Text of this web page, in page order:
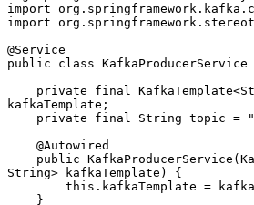
import
import
@Service
public class KafkaProducerService
kafkaTemplate;
private final String topic =
    @Autowired
String> kafkaTemplate) {
this.kafkaTemplate =
    }